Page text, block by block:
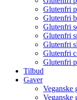
Glutenfri
Glutenfri
Glutenfri
Glutenfri
Glutenfri
Glutenfri
Glutenfri
Tilbud
Gaver
Veganske
Veganske